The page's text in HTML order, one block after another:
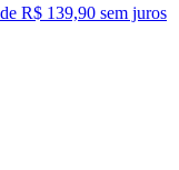
R$ 139,90 sem juros